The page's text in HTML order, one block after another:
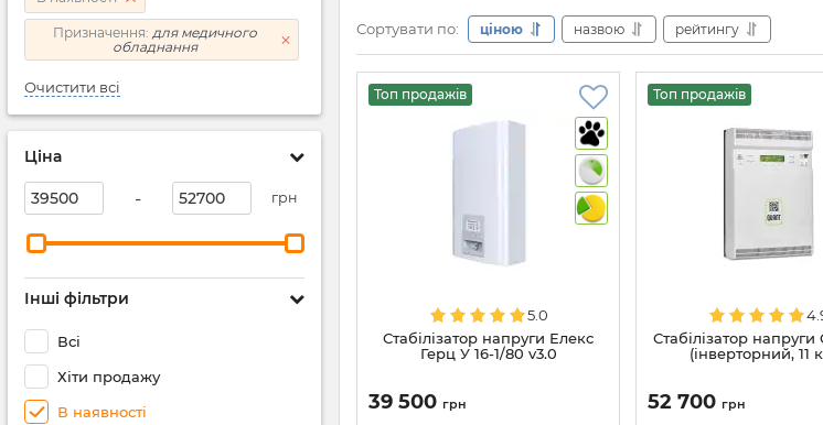
Призначення: для медичного
обладнання
Очистити всі
Ціна
- грн
Інші фільтри
Всі
Хіти продажу
В наявності
Сортувати по: ціною назвою рейтингу
Топ продажів
5.0
Стабілізатор напруги Елекс
Герц У 16-1/80 v3.0
39 500 грн
Топ продажів
Стабілізатор напруги
(інверторний, 11
52 700 грн